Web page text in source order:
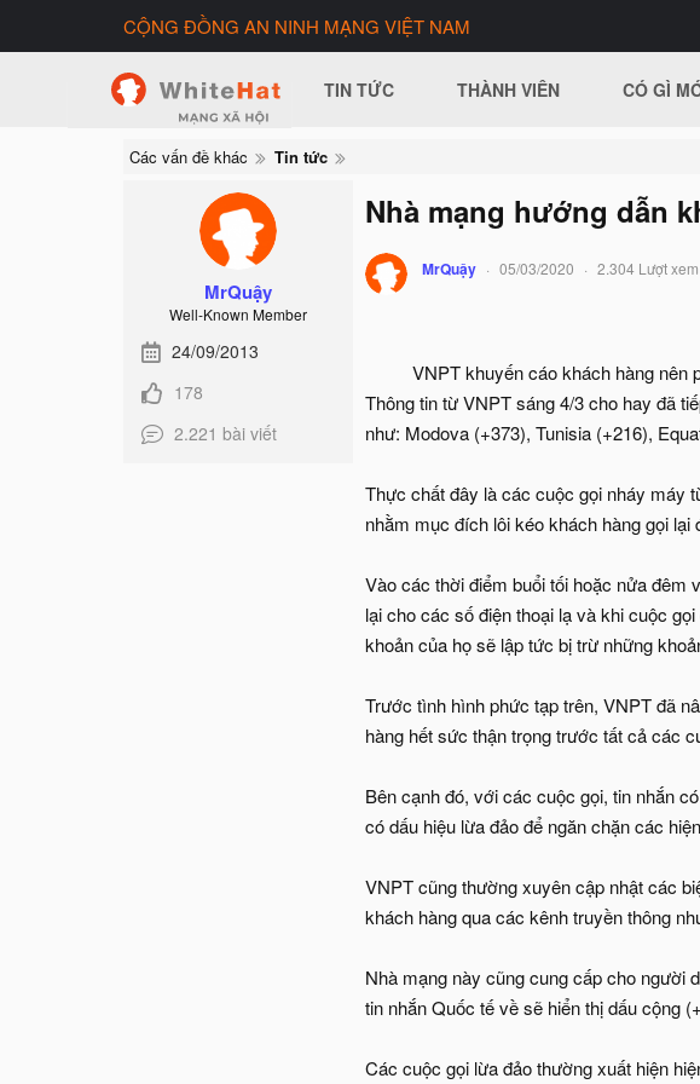
CỘNG ĐỒNG AN NINH MẠNG VIỆT NAM
TIN TỨC THÀNH VIÊN CÓ GÌ
Các vấn đề khác Tin tức
MrQuậy
Well-Known Member
24/09/2013
178
2.221 bài viết
Nhà mạng hướng dẫn
MrQuậy 05/03/2020 2.304 Lượt xem
VNPT khuyến cáo khách hàng nên
Thông tin từ VNPT sáng 4/3 cho hay đã
như: Modova (+373), Tunisia (+216),
Thực chất đây là các cuộc gọi nháy máy
nhằm mục đích lôi kéo khách hàng gọi
Vào các thời điểm buổi tối hoặc nửa đêm
lại cho các số điện thoại lạ và khi cuộc
khoản của họ sẽ lập tức bị trừ những
Trước tình hình phức tạp trên, VNPT đã
hàng hết sức thận trọng trước tất cả các
Bên cạnh đó, với các cuộc gọi, tin nhắn
có dấu hiệu lừa đảo để ngăn chặn các
VNPT cũng thường xuyên cập nhật các
khách hàng qua các kênh truyền thông
Nhà mạng này cũng cung cấp cho người
tin nhắn Quốc tế về sẽ hiển thị dấu cộng
Các cuộc gọi lừa đảo thường xuất hiện